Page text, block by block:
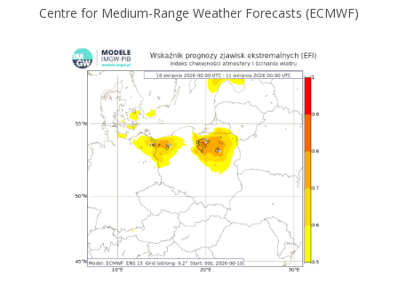
Centre for Medium-Range Weather Forecasts (ECMWF)